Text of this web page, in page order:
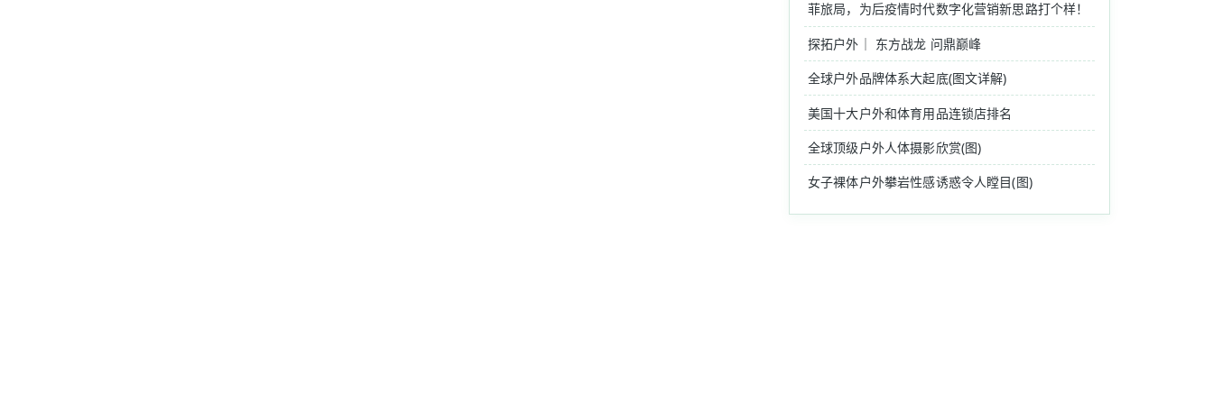
菲旅局，为后疫情时代数字化营销新思路打个样！
探拓户外｜ 东方战龙 问鼎巅峰
全球户外品牌体系大起底(图文详解)
美国十大户外和体育用品连锁店排名
全球顶级户外人体摄影欣赏(图)
女子裸体户外攀岩性感诱惑令人瞠目(图)